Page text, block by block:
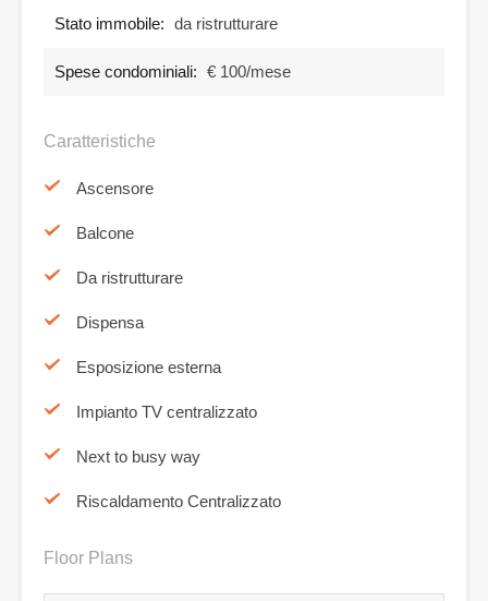
Stato immobile: da ristrutturare
Spese condominiali: € 100/mese
Caratteristiche
Ascensore
Balcone
Da ristrutturare
Dispensa
Esposizione esterna
Impianto TV centralizzato
Next to busy way
Riscaldamento Centralizzato
Floor Plans